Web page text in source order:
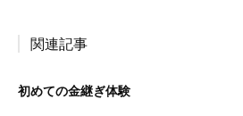
関連記事
初めての金継ぎ体験